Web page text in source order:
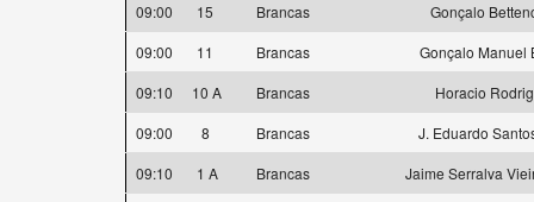
09:00
15 Brancas
Gonçalo
09:00
11 Brancas
Gonçalo Manuel
09:10
10 A Brancas
Horacio
09:00
8 Brancas
J. Eduardo
09:10
1 A Brancas
Jaime Serralva